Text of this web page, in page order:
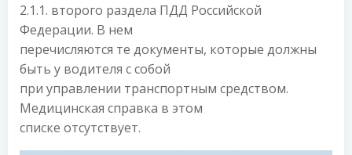
2.1.1. второго раздела ПДД Российской
Федерации. В нем
перечисляются те документы, которые должны
быть у водителя с собой
при управлении транспортным средством.
Медицинская справка в этом
списке отсутствует.